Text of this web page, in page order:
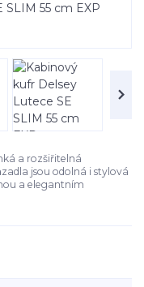
a rozšiřitelná
jsou odolná i stylová
a elegantním